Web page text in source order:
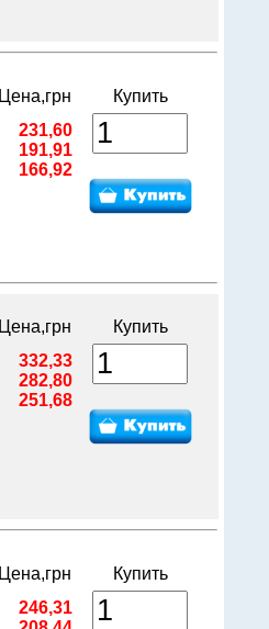
Цена,грн
Купить
231,60
191,91
166,92
Цена,грн
Купить
332,33
282,80
251,68
Цена,грн
Купить
246,31